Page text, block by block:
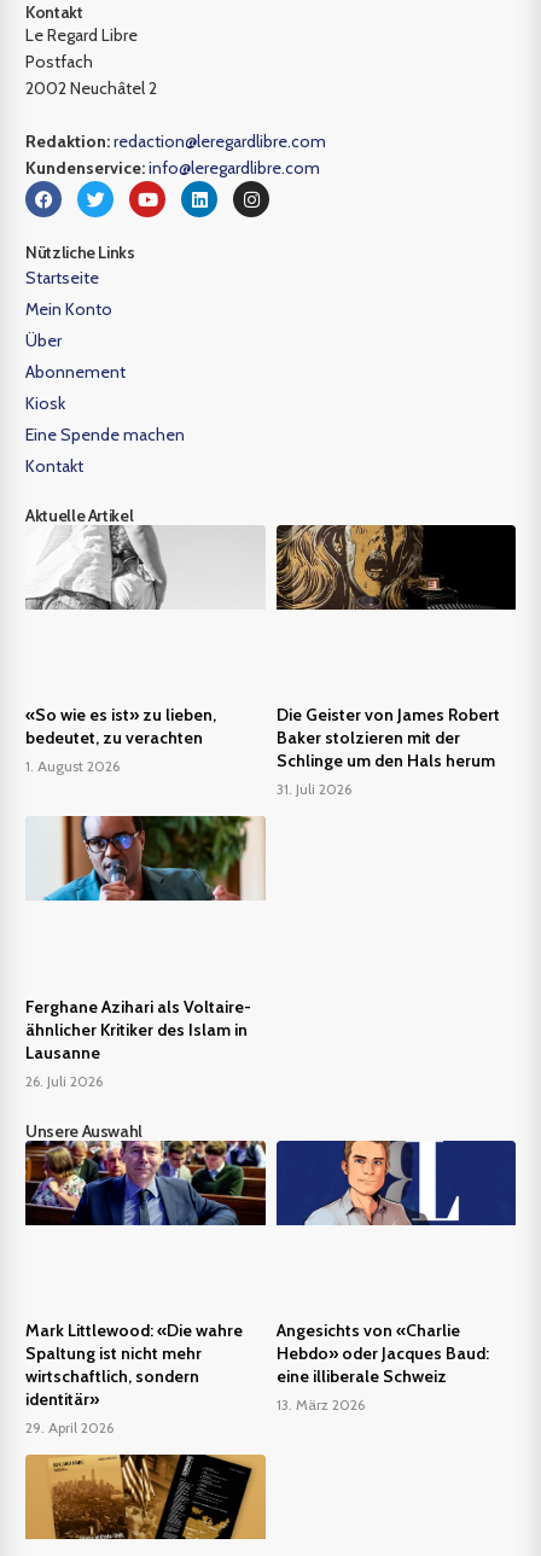
Kontakt
Le Regard Libre
Postfach
2002 Neuchâtel 2
Redaktion:redaction@leregardlibre.com
Kundenservice:info@leregardlibre.com
Nützliche Links
Startseite
Mein Konto
Über
Abonnement
Kiosk
Eine Spende machen
Kontakt
Aktuelle Artikel
«So wie es ist» zu lieben,
bedeutet, zu verachten
1. August 2026
Die Geister von James Robert
Baker stolzieren mit der
Schlinge um den Hals herum
31. Juli 2026
Ferghane Azihari als Voltaire-
ähnlicher Kritiker des Islam in
Lausanne
26. Juli 2026
Unsere Auswahl
Mark Littlewood: «Die wahre
Spaltung ist nicht mehr
wirtschaftlich, sondern
identitär»
29. April 2026
Angesichts von «Charlie
Hebdo» oder Jacques Baud:
eine illiberale Schweiz
13. März 2026